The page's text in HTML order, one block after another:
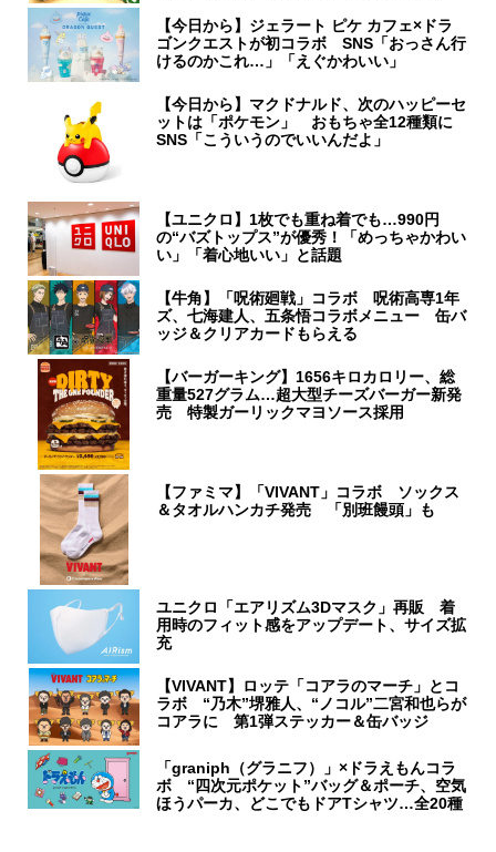
【今日から】ジェラート ピケ カフェ×ドラ
ゴンクエストが初コラボ SNS「おっさん行
けるのかこれ…」「えぐかわいい」
【今日から】マクドナルド、次のハッピーセ
ットは「ポケモン」 おもちゃ全12種類に
SNS「こういうのでいいんだよ」
【ユニクロ】1枚でも重ね着でも…990円
の“バズトップス”が優秀！「めっちゃかわい
い」「着心地いい」と話題
【牛角】「呪術廻戦」コラボ 呪術高専1年
ズ、七海建人、五条悟コラボメニュー 缶バ
ッジ＆クリアカードもらえる
【バーガーキング】1656キロカロリー、総
重量527グラム…超大型チーズバーガー新発
売 特製ガーリックマヨソース採用
【ファミマ】「VIVANT」コラボ ソックス
＆タオルハンカチ発売 「別班饅頭」も
ユニクロ「エアリズム3Dマスク」再販 着
用時のフィット感をアップデート、サイズ拡
充
【VIVANT】ロッテ「コアラのマーチ」とコ
ラボ “乃木”堺雅人、“ノコル”二宮和也らが
コアラに 第1弾ステッカー＆缶バッジ
「graniph（グラニフ）」×ドラえもんコラ
ボ “四次元ポケット”バッグ＆ポーチ、空気
ほうパーカ、どこでもドアTシャツ…全20種